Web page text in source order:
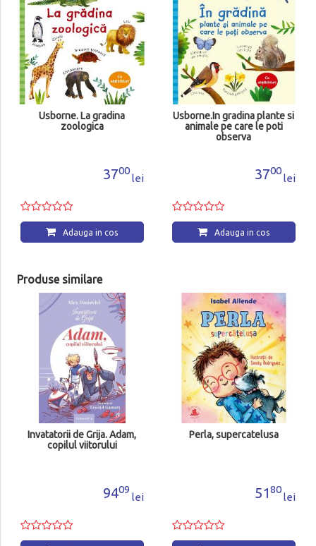
Usborne. La gradina
zoologica
3700
lei
Adauga in cos
Usborne.In gradina plante si
animale pe care le poti
observa
3700
lei
Adauga in cos
Produse similare
Invatatorii de Grija. Adam,
copilul viitorului
9409
lei
Perla, supercatelusa
5180
lei